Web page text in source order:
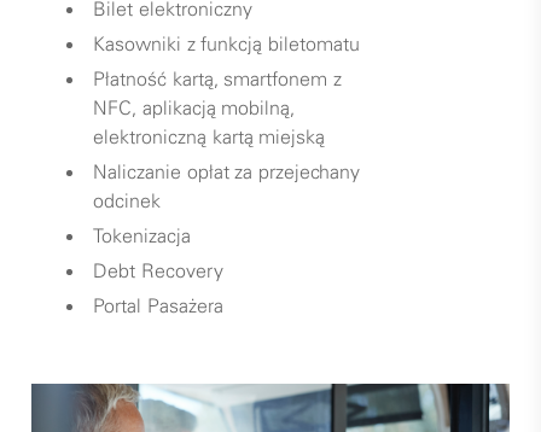
Bilet elektroniczny
Kasowniki z funkcją biletomatu
Płatność kartą, smartfonem z
NFC, aplikacją mobilną,
elektroniczną kartą miejską
Naliczanie opłat za przejechany
odcinek
Tokenizacja
Debt Recovery
Portal Pasażera